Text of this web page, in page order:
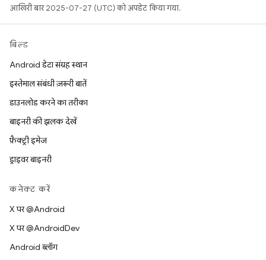
आखिरी बार 2025-07-27 (UTC) को अपडेट किया गया.
बिल्ड
Android डेटा संग्रह स्थान
इस्तेमाल संबंधी ज़रूरी बातें
डाउनलोड करने का तरीका
बाइनरी की झलक देखें
फ़ैक्ट्री इमेज
ड्राइवर बाइनरी
कनेक्ट करें
X पर @Android
X पर @AndroidDev
Android ब्लॉग